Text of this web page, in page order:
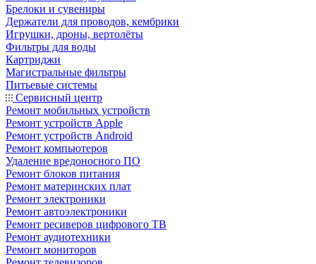
Брелоки и сувениры
Держатели для проводов, кембрики
Игрушки, дроны, вертолёты
Фильтры для воды
Картриджи
Магистральные фильтры
Питьевые системы
Сервисный центр
Ремонт мобильных устройств
Ремонт устройств Apple
Ремонт устройств Android
Ремонт компьютеров
Удаление вредоносного ПО
Ремонт блоков питания
Ремонт материнских плат
Ремонт электроники
Ремонт автоэлектроники
Ремонт ресиверов цифрового ТВ
Ремонт аудиотехники
Ремонт мониторов